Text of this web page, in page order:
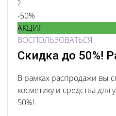
?
-50%
АКЦИЯ
ВОСПОЛЬЗОВАТЬСЯ
Скидка до 50%!
В рамках распродажи вы
косметику и средства для
50%!